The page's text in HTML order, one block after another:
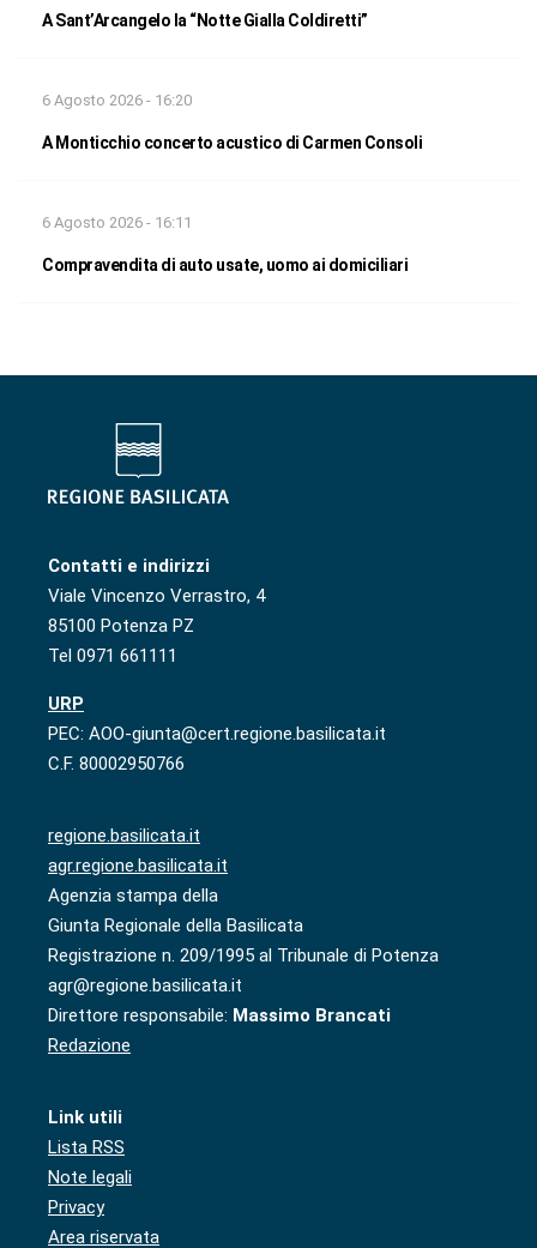
A Sant’Arcangelo la “Notte Gialla Coldiretti”
6 Agosto 2026 - 16:20
A Monticchio concerto acustico di Carmen Consoli
6 Agosto 2026 - 16:11
Compravendita di auto usate, uomo ai domiciliari
Contatti e indirizzi
Viale Vincenzo Verrastro, 4
85100 Potenza PZ
Tel 0971 661111
URP
PEC: AOO-giunta@cert.regione.basilicata.it
C.F. 80002950766
regione.basilicata.it
agr.regione.basilicata.it
Agenzia stampa della
Giunta Regionale della Basilicata
Registrazione n. 209/1995 al Tribunale di Potenza
agr@regione.basilicata.it
Direttore responsabile: Massimo Brancati
Redazione
Link utili
Lista RSS
Note legali
Privacy
Area riservata